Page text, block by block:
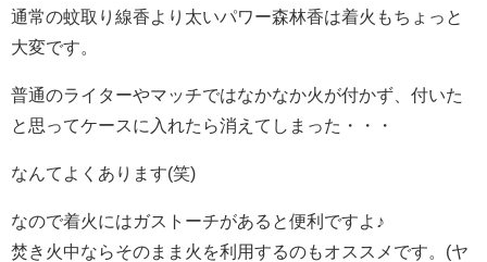
通常の蚊取り線香より太いパワー森林香は着火もちょっと
大変です。
普通のライターやマッチではなかなか火が付かず、付いた
と思ってケースに入れたら消えてしまった・・・
なんてよくあります(笑)
なので着火にはガストーチがあると便利ですよ♪
焚き火中ならそのまま火を利用するのもオススメです。(ヤ